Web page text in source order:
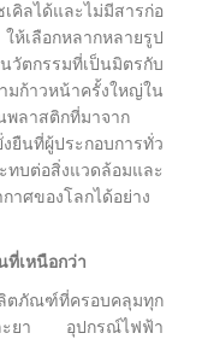
คิลได้และไม่มีสารก่อ
เลือกหลากหลายรูป
วัตกรรมที่เป็นมิตรกับ
มก้าวหน้าครั้งใหญ่ใน
พลาสติกที่มาจาก
นที่ผู้ประกอบการทั่ว
บต่อสิ่งแวดล้อมและ
าศของโลกได้อย่าง
เหนือกว่า
ภัณฑ์ที่ครอบคลุมทุก
ละยา อุปกรณ์ไฟฟ้า